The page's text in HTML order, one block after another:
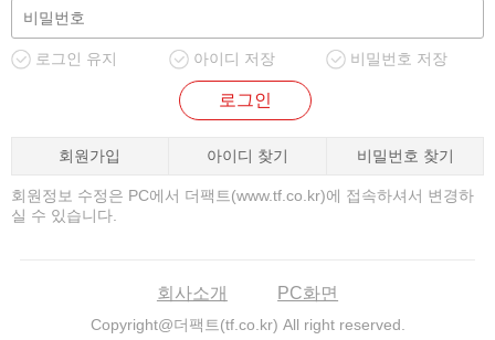
로그인 유지 아이디 저장 비밀번호 저장
로그인
회원가입 아이디 찾기 비밀번호 찾기
회원정보 수정은 PC에서 더팩트(www.tf.co.kr)에 접속하셔서 변경하
실 수 있습니다.
회사소개 PC화면
Copyright@더팩트(tf.co.kr) All right reserved.